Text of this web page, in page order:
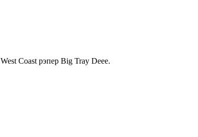
West Coastрэпер Big Tray Deee.